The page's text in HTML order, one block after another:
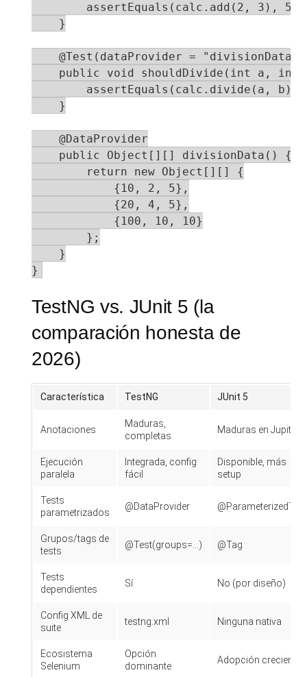
        assertEquals(calc.add(2, 3), 5);
    }
    @Test(dataProvider = "divisionData")
public void shouldDivide(int a, int
assertEquals(calc.divide(a, b),
    }
    @DataProvider
    public Object[][] divisionData() {
        return new Object[][] {
            {10, 2, 5},
            {20, 4, 5},
            {100, 10, 10}
        };
    }
}
TestNG vs. JUnit 5 (la
comparación honesta de
2026)
Característica TestNG JUnit 5
Anotaciones
Maduras,
completas
Maduras en Jupiter
Ejecución
paralela
Integrada, config
fácil
Disponible, más
setup
Tests
parametrizados
@DataProvider @ParameterizedTest
Grupos/tags de
tests
@Test(groups=...) @Tag
Tests
dependientes
Sí No (por diseño)
Config XML de
suite
testng.xml Ninguna nativa
Ecosistema
Selenium
Opción
dominante
Adopción creciente